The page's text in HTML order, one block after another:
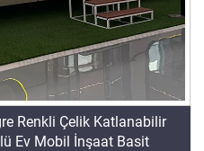
Renkli Çelik Katlanabilir
Ev Mobil İnşaat Basit